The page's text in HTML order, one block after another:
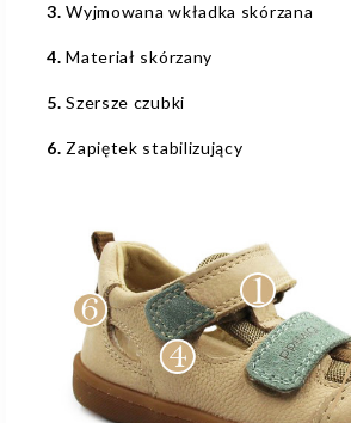
3.Wyjmowana wkładka skórzana
4. Materiał skórzany
5.Szersze czubki
6. Zapiętek stabilizujący